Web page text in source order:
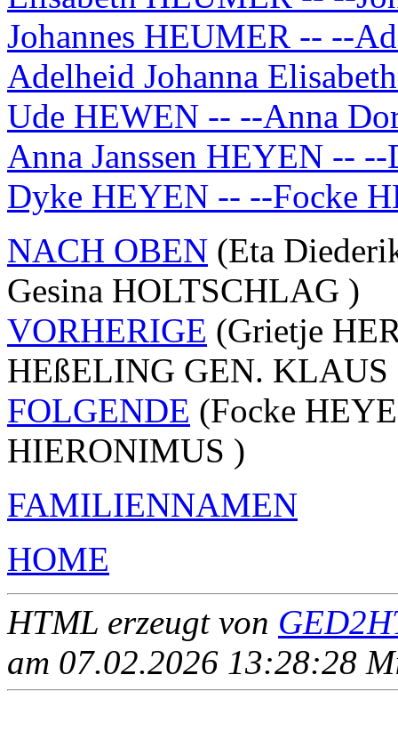
Johannes HEUMER -- --
Adelheid Johanna
Ude HEWEN -- --Anna
Anna Janssen HEYEN --
Dyke HEYEN -- --Focke
NACH OBEN (Eta
Gesina HOLTSCHLAG )
VORHERIGE (Grietje
HEßELING GEN. KLAUS
FOLGENDE (Focke
HIERONIMUS )
FAMILIENNAMEN
HOME
HTML erzeugt von
am 07.02.2026 13:28:28